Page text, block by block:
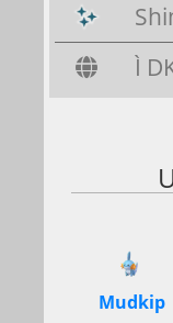
Ì
Mudkip